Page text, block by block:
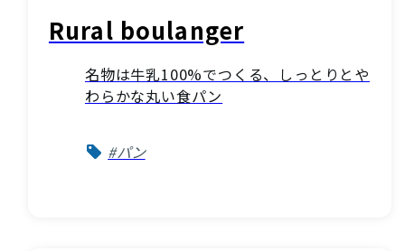
Rural boulanger
名物は牛乳100%でつくる、しっとりとや
わらかな丸い食パン
#パン